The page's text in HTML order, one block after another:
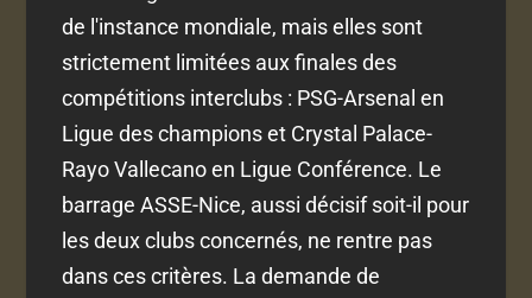
de l'instance mondiale, mais elles sont
strictement limitées aux finales des
compétitions interclubs : PSG-Arsenal en
Ligue des champions et Crystal Palace-
Rayo Vallecano en Ligue Conférence. Le
barrage ASSE-Nice, aussi décisif soit-il pour
les deux clubs concernés, ne rentre pas
dans ces critères. La demande de